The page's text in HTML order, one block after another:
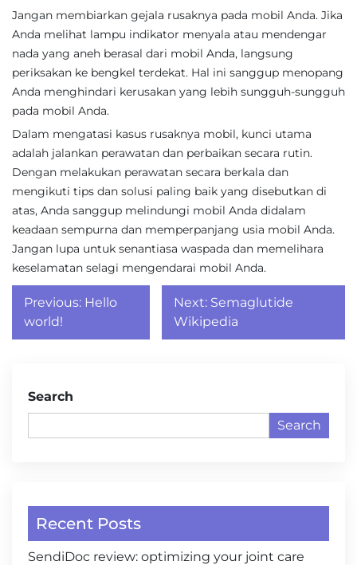
Jangan membiarkan gejala rusaknya pada mobil Anda. Jika
Anda melihat lampu indikator menyala atau mendengar
nada yang aneh berasal dari mobil Anda, langsung
periksakan ke bengkel terdekat. Hal ini sanggup menopang
Anda menghindari kerusakan yang lebih sungguh-sungguh
pada mobil Anda.
Dalam mengatasi kasus rusaknya mobil, kunci utama
adalah jalankan perawatan dan perbaikan secara rutin.
Dengan melakukan perawatan secara berkala dan
mengikuti tips dan solusi paling baik yang disebutkan di
atas, Anda sanggup melindungi mobil Anda didalam
keadaan sempurna dan memperpanjang usia mobil Anda.
Jangan lupa untuk senantiasa waspada dan memelihara
keselamatan selagi mengendarai mobil Anda.
Post
navigation
Previous: Hello
world!
Next: Semaglutide
Wikipedia
Search
Search
Recent Posts
SendiDoc review: optimizing your joint care